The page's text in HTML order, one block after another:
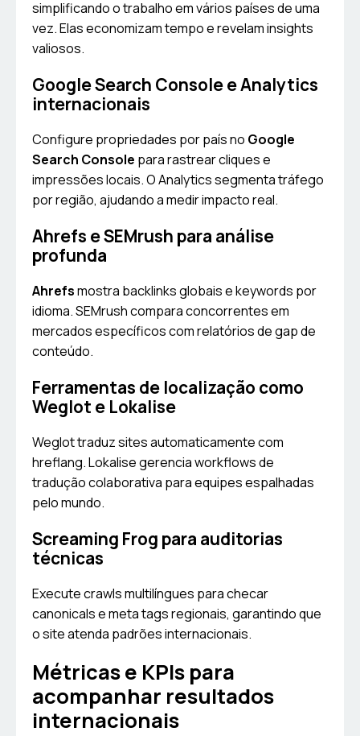
simplificando o trabalho em vários países de uma
vez. Elas economizam tempo e revelam insights
valiosos.
Google Search Console e Analytics
internacionais
Configure propriedades por país no Google
Search Console para rastrear cliques e
impressões locais. O Analytics segmenta tráfego
por região, ajudando a medir impacto real.
Ahrefs e SEMrush para análise
profunda
Ahrefsmostra backlinks globais e keywords por
idioma. SEMrush compara concorrentes em
mercados específicos com relatórios de gap de
conteúdo.
Ferramentas de localização como
Weglot e Lokalise
Weglot traduz sites automaticamente com
hreflang. Lokalise gerencia workflows de
tradução colaborativa para equipes espalhadas
pelo mundo.
Screaming Frog para auditorias
técnicas
Execute crawls multilíngues para checar
canonicals e meta tags regionais, garantindo que
o site atenda padrões internacionais.
Métricas e KPIs para
acompanhar resultados
internacionais